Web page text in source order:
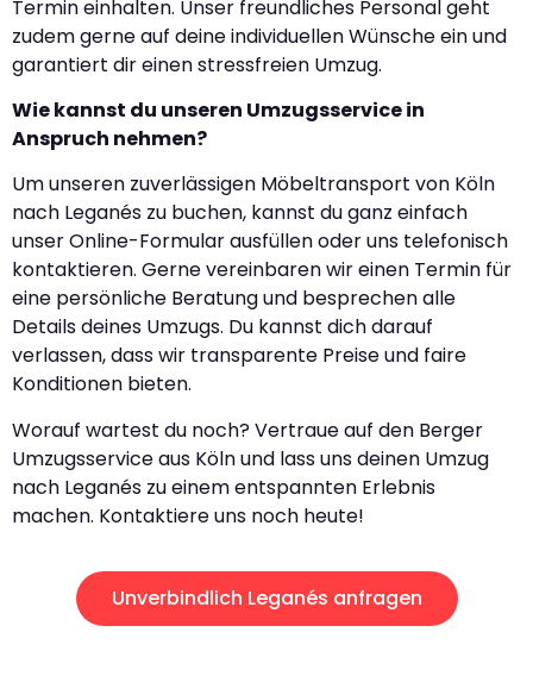
Termin einhalten. Unser freundliches Personal geht
zudem gerne auf deine individuellen Wünsche ein und
garantiert dir einen stressfreien Umzug.
Wie kannst du unseren Umzugsservice in
Anspruch nehmen?
Um unseren zuverlässigen Möbeltransport von Köln
nach Leganés zu buchen, kannst du ganz einfach
unser Online-Formular ausfüllen oder uns telefonisch
kontaktieren. Gerne vereinbaren wir einen Termin für
eine persönliche Beratung und besprechen alle
Details deines Umzugs. Du kannst dich darauf
verlassen, dass wir transparente Preise und faire
Konditionen bieten.
Worauf wartest du noch? Vertraue auf den Berger
Umzugsservice aus Köln und lass uns deinen Umzug
nach Leganés zu einem entspannten Erlebnis
machen. Kontaktiere uns noch heute!
Unverbindlich Leganés anfragen